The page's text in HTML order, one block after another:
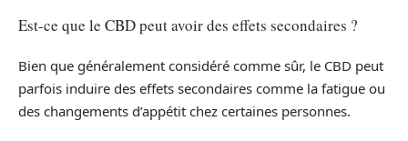
Est-ce que le CBD peut avoir des effets secondaires ?
Bien que généralement considéré comme sûr, le CBD peut
parfois induire des effets secondaires comme la fatigue ou
des changements d’appétit chez certaines personnes.